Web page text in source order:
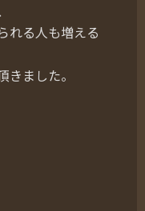
れる人も増える
ました。